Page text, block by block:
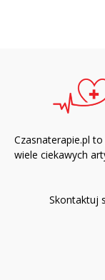
Czasnaterapie.pl
wiele ciekawych
Skontaktuj